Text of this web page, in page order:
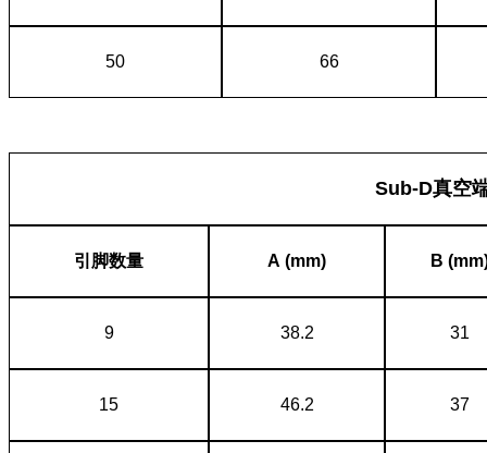
50 66
Sub-D真空
引脚数量 A (mm) B
9 38.2 31
15 46.2 37